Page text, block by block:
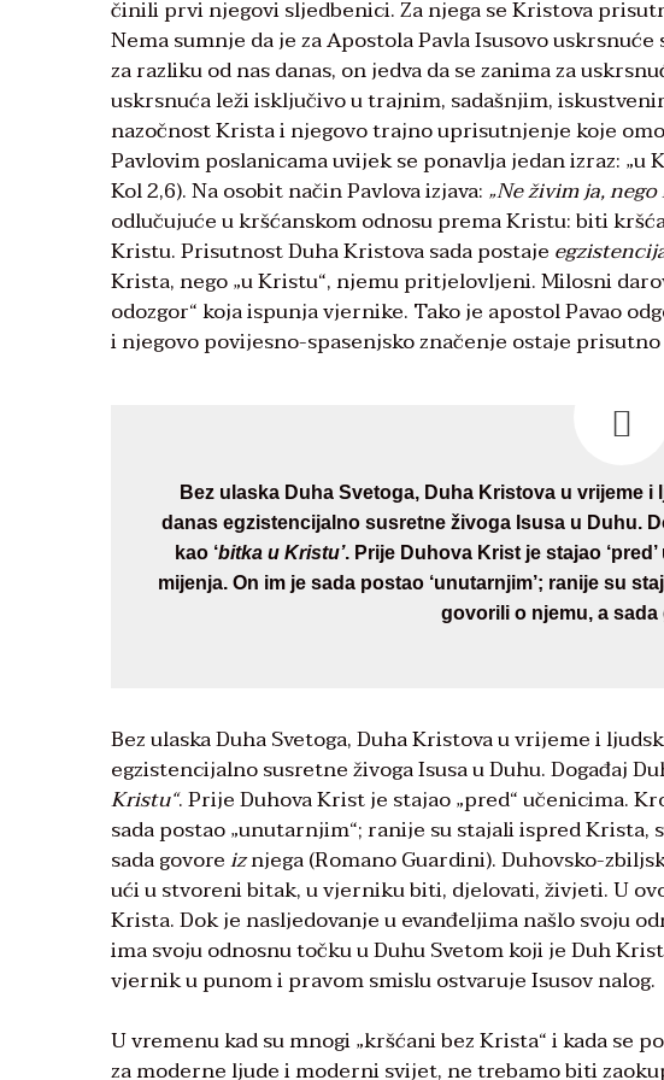
činili prvi njegovi sljedbenici. Za njega se Kristova
Nema sumnje da je za Apostola Pavla Isusovo
za razliku od nas danas, on jedva da se zanima za
uskrsnuća leži isključivo u trajnim, sadašnjim,
nazočnost Krista i njegovo trajno uprisutnjenje koje
Pavlovim poslanicama uvijek se ponavlja jedan izraz: „u
Kol 2,6). Na osobit način Pavlova izjava: „Ne živim ja,
odlučujuće u kršćanskom odnosu prema Kristu: biti
Kristu. Prisutnost Duha Kristova sada postaje
Krista, nego „u Kristu“, njemu pritjelovljeni. Milosni
odozgor“ koja ispunja vjernike. Tako je apostol Pavao
i njegovo povijesno-spasenjsko značenje ostaje prisutno
Bez ulaska Duha Svetoga, Duha Kristova u vrijeme
danas egzistencijalno susretne živoga Isusa u Duhu.
kao ‘bitka u Kristu’. Prije Duhova Krist je stajao
mijenja. On im je sada postao ‘unutarnjim’; ranije su
govorili o njemu, a sada
Bez ulaska Duha Svetoga, Duha Kristova u vrijeme i
egzistencijalno susretne živoga Isusa u Duhu. Događaj
Kristu“. Prije Duhova Krist je stajao „pred“ učenicima.
sada postao „unutarnjim“; ranije su stajali ispred
sada govoreiznjega (Romano Guardini). Duhovsko-
ući u stvoreni bitak, u vjerniku biti, djelovati, živjeti. U
Krista. Dok je nasljedovanje u evanđeljima našlo svoju
ima svoju odnosnu točku u Duhu Svetom koji je Duh
vjernik u punom i pravom smislu ostvaruje Isusov nalog.
U vremenu kad su mnogi „kršćani bez Krista“ i kada se
za moderne ljude i moderni svijet, ne trebamo biti